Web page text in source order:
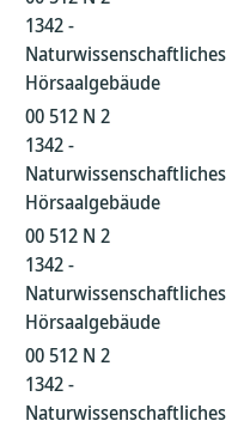
1342 -
Naturwissenschaftliches
Hörsaalgebäude
00 512 N 2
1342 -
Naturwissenschaftliches
Hörsaalgebäude
00 512 N 2
1342 -
Naturwissenschaftliches
Hörsaalgebäude
00 512 N 2
1342 -
Naturwissenschaftliches